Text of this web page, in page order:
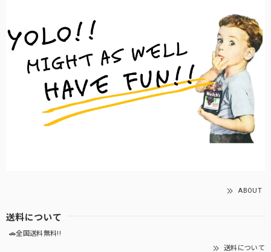
ABOUT
送料について
🚗全国送料無料!!
送料について